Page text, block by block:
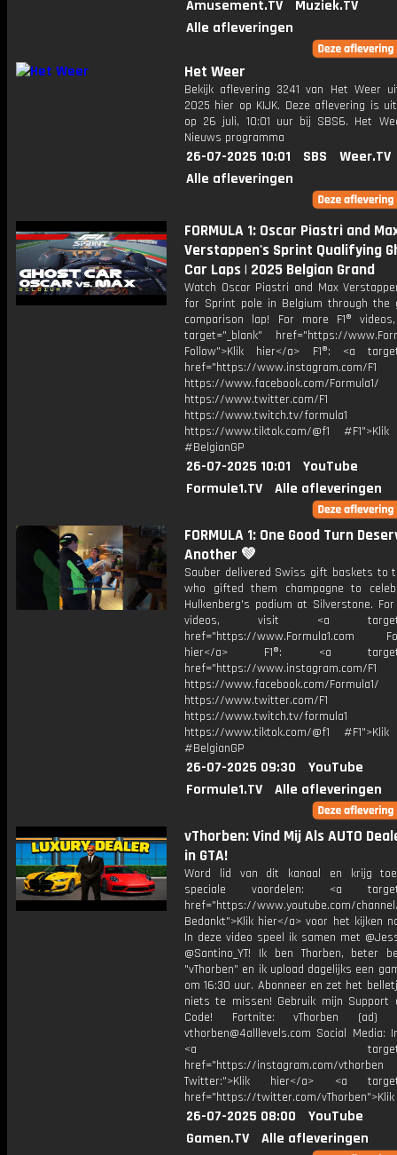
Amusement.TV
Muziek.TV
Alle afleveringen
Het Weer
Bekijk aflevering 3241 van Het Weer
2025 hier op KIJK. Deze aflevering is
op 26 juli, 10:01 uur bij SBS6. Het
Nieuws programma
26-07-2025 10:01 SBS
Weer.TV
Alle afleveringen
FORMULA 1: Oscar Piastri and
Verstappen's Sprint Qualifying
Car Laps | 2025 Belgian Grand
Watch Oscar Piastri and Max
for Sprint pole in Belgium through the
comparison lap! For more F1®
target="_blank" href="https://
Follow">Klik hier</a> F1®: <a
href="https://www.instagram.com/F1
https://www.facebook.com/Formula1/
https://www.twitter.com/F1
https://www.twitch.tv/formula1
https://www.tiktok.com/@f1
#BelgianGP
26-07-2025 10:01
YouTube
Formule1.TV
Alle afleveringen
FORMULA 1: One Good Turn
Another 💚
Sauber delivered Swiss gift baskets to
who gifted them champagne to
Hulkenberg's podium at Silverstone. For
videos, visit <a
href="https://www.Formula1.com
hier</a> F1®: <a
href="https://www.instagram.com/F1
https://www.facebook.com/Formula1/
https://www.twitter.com/F1
https://www.twitch.tv/formula1
https://www.tiktok.com/@f1
#BelgianGP
26-07-2025 09:30
YouTube
Formule1.TV
Alle afleveringen
vThorben: Vind Mij Als AUTO
in GTA!
Word lid van dit kanaal en krijg
speciale voordelen: <a
href="https://www.youtube.com/channel/
Bedankt">Klik hier</a> voor het kijken
In deze video speel ik samen met
@Santino_YT! Ik ben Thorben, beter
"vThorben" en ik upload dagelijks een
om 16:30 uur. Abonneer en zet het
niets te missen! Gebruik mijn Support
Code! Fortnite: vThorben (ad)
vthorben@4alllevels.com Social Media:
<a
href="https://instagram.com/vthorben
Twitter:">Klik hier</a> <a
href="https://twitter.com/
26-07-2025 08:00
YouTube
Gamen.TV
Alle afleveringen